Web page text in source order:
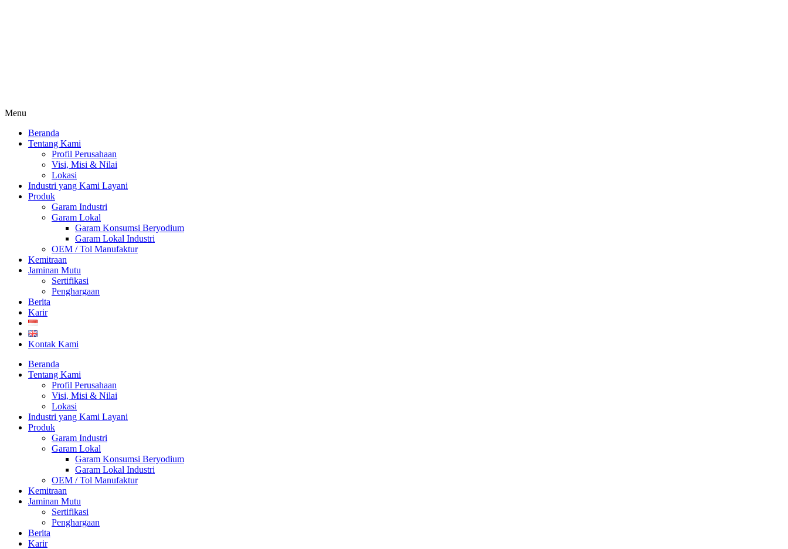
Menu
Beranda
Tentang Kami
Profil Perusahaan
Visi, Misi & Nilai
Lokasi
Industri yang Kami Layani
Produk
Garam Industri
Garam Lokal
Garam Konsumsi Beryodium
Garam Lokal Industri
OEM / Tol Manufaktur
Kemitraan
Jaminan Mutu
Sertifikasi
Penghargaan
Berita
Karir
Kontak Kami
Beranda
Tentang Kami
Profil Perusahaan
Visi, Misi & Nilai
Lokasi
Industri yang Kami Layani
Produk
Garam Industri
Garam Lokal
Garam Konsumsi Beryodium
Garam Lokal Industri
OEM / Tol Manufaktur
Kemitraan
Jaminan Mutu
Sertifikasi
Penghargaan
Berita
Karir